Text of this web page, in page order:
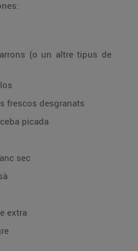
(o un altre tipus de
frescos desgranats
picada
sec
extra